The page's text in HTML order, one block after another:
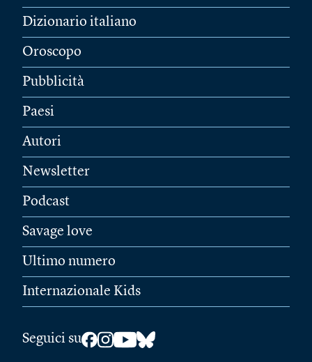
Dizionario italiano
Oroscopo
Pubblicità
Paesi
Autori
Newsletter
Podcast
Savage love
Ultimo numero
Internazionale Kids
Seguici su